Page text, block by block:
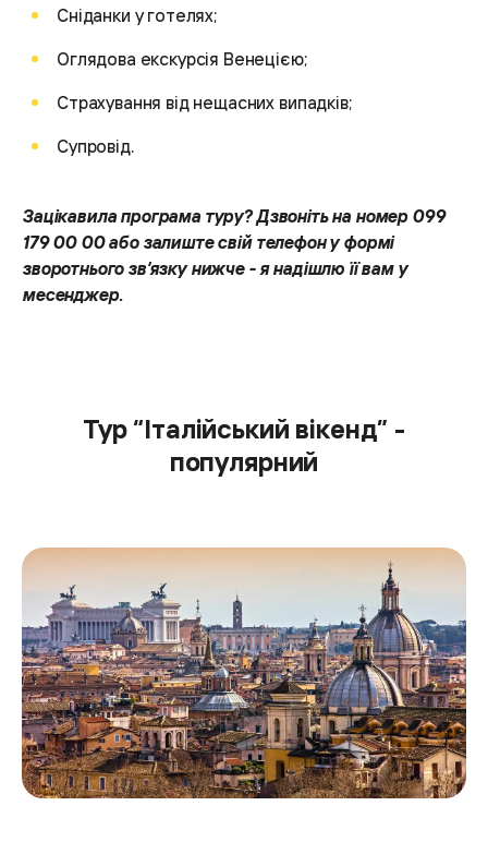
Сніданки у готелях;
Оглядова екскурсія Венецією;
Страхування від нещасних випадків;
Супровід.
Зацікавила програма туру? Дзвоніть на номер 099
179 00 00 або залиште свій телефон у формі
зворотнього зв’язку нижче - я надішлю її вам у
месенджер.
Тур “Італійський вікенд” -
популярний